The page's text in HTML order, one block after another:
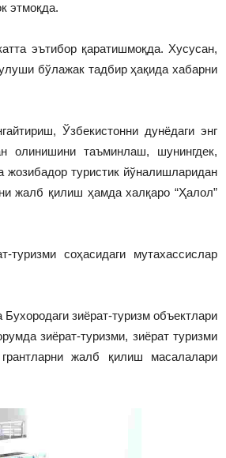
этмоқда.
эътибор қаратишмоқда. Хусусан,
бўлажак тадбир ҳақида хабарни
Ўзбекистонни дунёдаги энг
олинишини таъминлаш, шунингдек,
жозибадор туристик йўналишларидан
жалб қилиш ҳамда халқаро “Ҳалол”
соҳасидаги мутахассислар
зиёрат-туризм объектлари
зиёрат-туризми, зиёрат туризми
жалб қилиш масалалари